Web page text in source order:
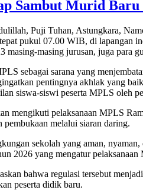
Sambut Murid
Puji Tuhan, Astungkara,
pukul 07.00 WIB, di
masing jurusan, juga para
sebagai sarana yang
pentingnya akhlak yang
siswa-siswi peserta MPLS oleh
mengikuti pelaksanaan MPLS
melalui siaran daring.
sekolah yang aman,
2026 yang mengatur pelaksanaan
bahwa regulasi tersebut
peserta didik baru.